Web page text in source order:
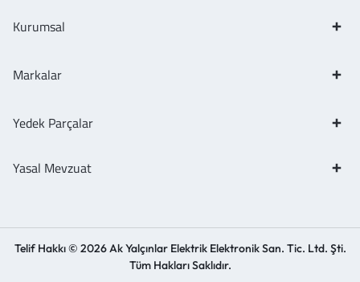
Kurumsal
Markalar
Yedek Parçalar
Yasal Mevzuat
Telif Hakkı © 2026 Ak Yalçınlar Elektrik Elektronik San. Tic. Ltd. Şti.
Tüm Hakları Saklıdır.